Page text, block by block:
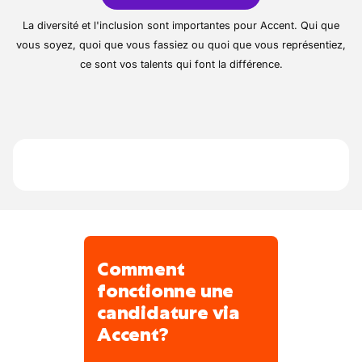
• Contribuer à l’élaboration de la carte et
des suggestions
• Assurer le nettoyage du poste de travail en
La diversité et l'inclusion sont importantes pour Accent. Qui que
vous soyez, quoi que vous fassiez ou quoi que vous représentiez,
ce sont vos talents qui font la différence.
Comment
fonctionne une
candidature via
Accent?